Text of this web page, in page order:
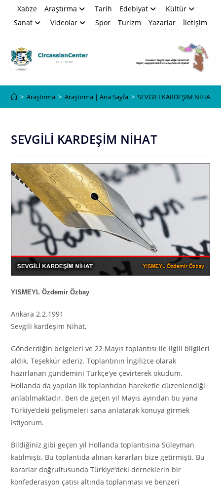
Xabze Araştırma Tarih Edebiyat
Kültür
Sanat
Videolar Spor Turizm Yazarlar İletişim
> Araştırma > Araştırma | Ana Sayfa > SEVGİLİ KARDEŞİM NİHAT
SEVGİLİ KARDEŞİM NİHAT
YISMEYLÖzdemir Özbay
Ankara 2.2.1991
Sevgili kardeşim Nihat,
Gönderdiğin belgeleri ve 22 Mayıs toplantısı ile ilgili bilgileri
aldık. Teşekkür ederiz. Toplantının İngilizce olarak
hazırlanan gündemini Türkçe‘ye çevirterek okudum.
Hollanda da yapılan ilk toplantıdan hareketle düzenlendiği
anlatılmaktadır. Ben de geçen yıl Mayıs ayından bu yana
Türkiye’deki gelişmeleri sana anlatarak konuya girmek
istiyorum.
Bildiğiniz gibi geçen yıl Hollanda toplantısına Süleyman
katılmıştı. Bu toplantıda alınan kararları bize getirmişti. Bu
kararlar doğrultusunda Türkiye’deki derneklerin bir
konfederasyon çatısı altında toplanması ve benzeri